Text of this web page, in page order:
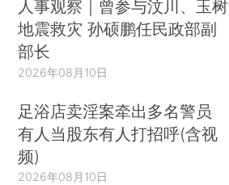
人事观察｜曾参与汶川、玉树
地震救灾 孙硕鹏任民政部副
部长
2026年08月10日
足浴店卖淫案牵出多名警员
有人当股东有人打招呼(含视
频)
2026年08月10日